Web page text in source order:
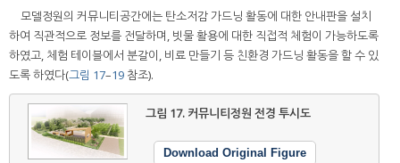
모델정원의 커뮤니티공간에는 탄소저감 가드닝 활동에 대한 안내판을 설치
하여 직관적으로 정보를 전달하며, 빗물 활용에 대한 직접적 체험이 가능하도록
하였고, 체험 테이블에서 분갈이, 비료 만들기 등 친환경 가드닝 활동을 할 수 있
도록 하였다(그림 17–19 참조).
그림 17. 커뮤니티정원 전경 투시도
Download Original Figure